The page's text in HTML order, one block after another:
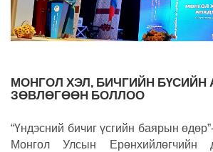
МОНГОЛ ХЭЛ, БИЧГИЙН БҮСИЙН
ЗӨВЛӨГӨӨН БОЛЛОО
“Үндэсний бичиг үсгийн баярын
Монгол Улсын Ерөнхийлөгчийн